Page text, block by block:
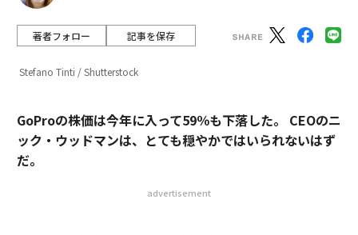
著者フォロー 記事を保存
Stefano Tinti / Shutterstock
GoProの株価は今年に入って59％も下落した。 CEOのニ
ック・ウッドマンは、とても穏やかではいられないはず
だ。
advertisement